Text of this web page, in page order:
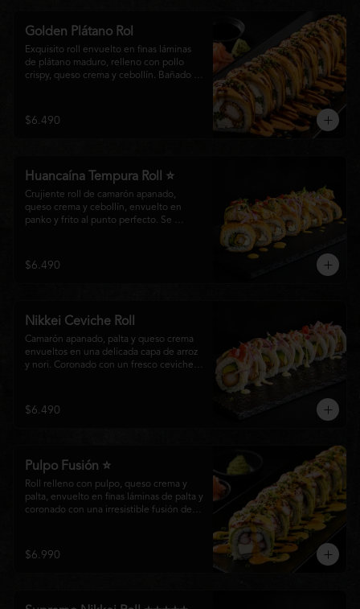
Golden Plátano Rol
Exquisito roll envuelto en finas láminas
de plátano maduro, relleno con pollo
crispy, queso crema y cebollín. Bañado
tostado y cebollín fresco. Una
combinación perfecta entre el dulzor del
$6.490
Huancaína Tempura Roll ⭐
Crujiente roll de camarón apanado,
queso crema y cebollín, envuelto en
panko y frito al punto perfecto. Se
y una sedosa salsa huancaína, finalizada
con toques de pimentón rojo fresco que
$6.490
Nikkei Ceviche Roll
Camarón apanado, palta y queso crema
envueltos en una delicada capa de arroz
y nori. Coronado con un fresco ceviche
creando un equilibrio perfecto entre
frescura, cremosidad y crocancia en cada
$6.490
Pulpo Fusión ⭐
Roll relleno con pulpo, queso crema y
palta, envuelto en finas láminas de palta y
coronado con una irresistible fusión de
láminas de pulpo, ofreciendo una
combinación perfecta entre frescura,
$6.990